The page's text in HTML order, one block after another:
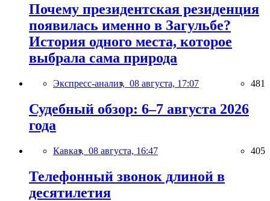
Почему президентская резиденция
появилась именно в Загульбе?
История одного места, которое
выбрала сама природа
Экспресс-анализ, 08 августа, 17:07 481
Судебный обзор: 6–7 августа 2026
года
Кавказ, 08 августа, 16:47 405
Телефонный звонок длиной в
десятилетия